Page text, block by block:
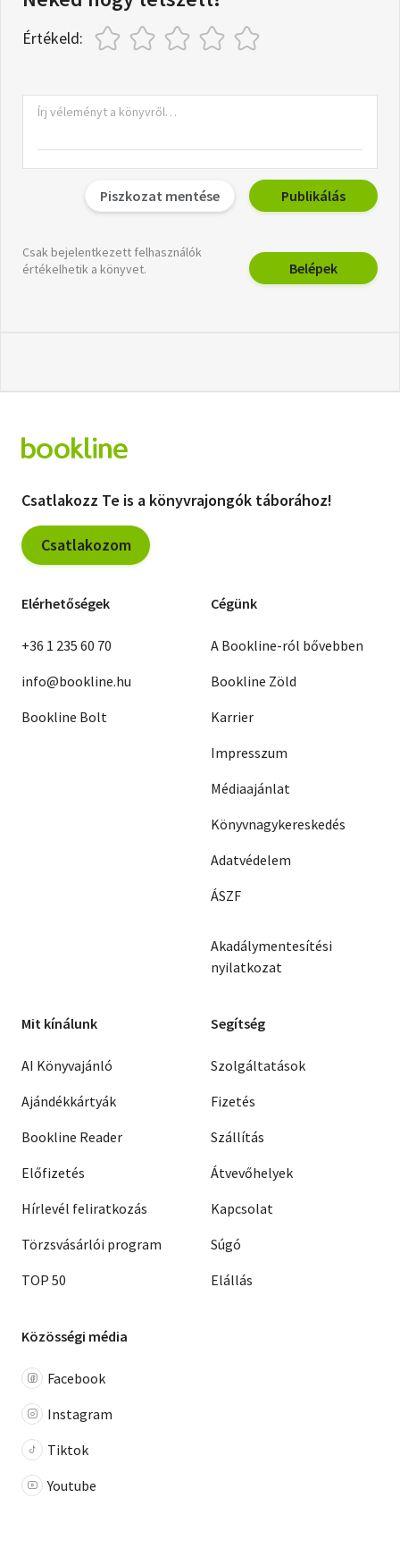
Értékeld:
Piszkozat mentése Publikálás
Csak bejelentkezett felhasználók
értékelhetik a könyvet.
Belépek
Csatlakozz Te is a könyvrajongók táborához!
Csatlakozom
Elérhetőségek
+36 1 235 60 70
info@bookline.hu
Bookline Bolt
Cégünk
A Bookline-ról bővebben
Bookline Zöld
Karrier
Impresszum
Médiaajánlat
Könyvnagykereskedés
Adatvédelem
ÁSZF
Akadálymentesítési
nyilatkozat
Mit kínálunk
AI Könyvajánló
Ajándékkártyák
Bookline Reader
Előfizetés
Hírlevél feliratkozás
Törzsvásárlói program
TOP 50
Segítség
Szolgáltatások
Fizetés
Szállítás
Átvevőhelyek
Kapcsolat
Súgó
Elállás
Közösségi média
Facebook
Instagram
Tiktok
Youtube